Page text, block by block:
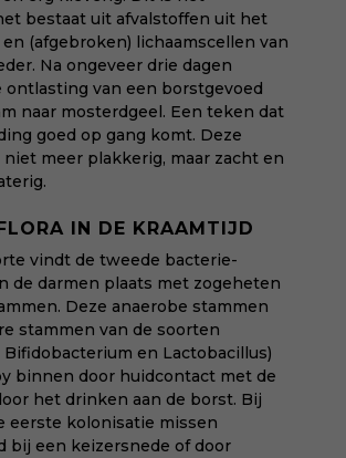
bestaat uit afvalstoffen uit het
(afgebroken) lichaamscellen van
Na ongeveer drie dagen
ontlasting van een borstgevoed
naar mosterdgeel. Een teken dat
goed op gang komt. Deze
meer plakkerig, maar zacht en
IN DE KRAAMTIJD
vindt de tweede bacterie-
de darmen plaats met zogeheten
Deze anaerobe stammen
stammen van de soorten
Bifidobacterium en Lactobacillus)
binnen door huidcontact met de
het drinken aan de borst. Bij
eerste kolonisatie missen
bij een keizersnede of door